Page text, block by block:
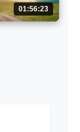
01:56:23